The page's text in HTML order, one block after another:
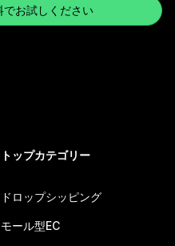
お試しください
トップカテゴリー
ドロップシッピング
モール型EC